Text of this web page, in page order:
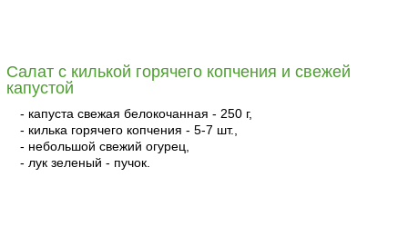
Салат с килькой горячего копчения и свежей
капустой
- капуста свежая белокочанная - 250 г,
- килька горячего копчения - 5-7 шт.,
- небольшой свежий огурец,
- лук зеленый - пучок.